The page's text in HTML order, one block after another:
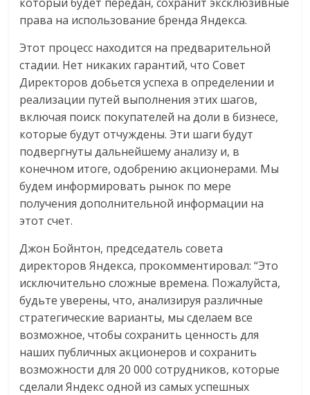
права на использование бренда Яндекса.
Этот процесс находится на предварительной
стадии. Нет никаких гарантий, что Совет
Директоров добьется успеха в определении и
реализации путей выполнения этих шагов,
включая поиск покупателей на доли в бизнесе,
которые будут отчуждены. Эти шаги будут
подвергнуты дальнейшему анализу и, в
конечном итоге, одобрению акционерами. Мы
будем информировать рынок по мере
получения дополнительной информации на
этот счет.
Джон Бойнтон, председатель совета
директоров Яндекса, прокомментировал: “Это
исключительно сложные времена. Пожалуйста,
будьте уверены, что, анализируя различные
стратегические варианты, мы сделаем все
возможное, чтобы сохранить ценность для
наших публичных акционеров и сохранить
возможности для 20 000 сотрудников, которые
сделали Яндекс одной из самых успешных